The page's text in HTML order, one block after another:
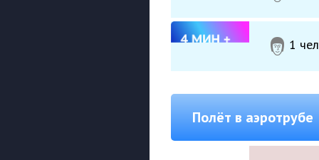
1
Полёт в аэротрубе